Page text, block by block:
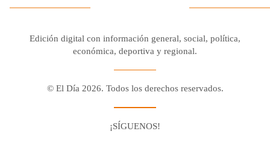
Edición digital con información general, social, política,
económica, deportiva y regional.
© El Día 2026. Todos los derechos reservados.
¡SÍGUENOS!